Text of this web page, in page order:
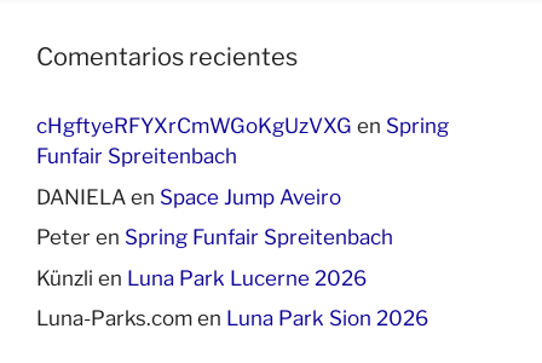
Comentarios recientes
cHgftyeRFYXrCmWGoKgUzVXG en Spring
Funfair Spreitenbach
DANIELA en Space Jump Aveiro
Peter en Spring Funfair Spreitenbach
Künzli en Luna Park Lucerne 2026
Luna-Parks.com en Luna Park Sion 2026